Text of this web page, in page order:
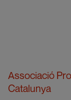
Associació
Catalunya